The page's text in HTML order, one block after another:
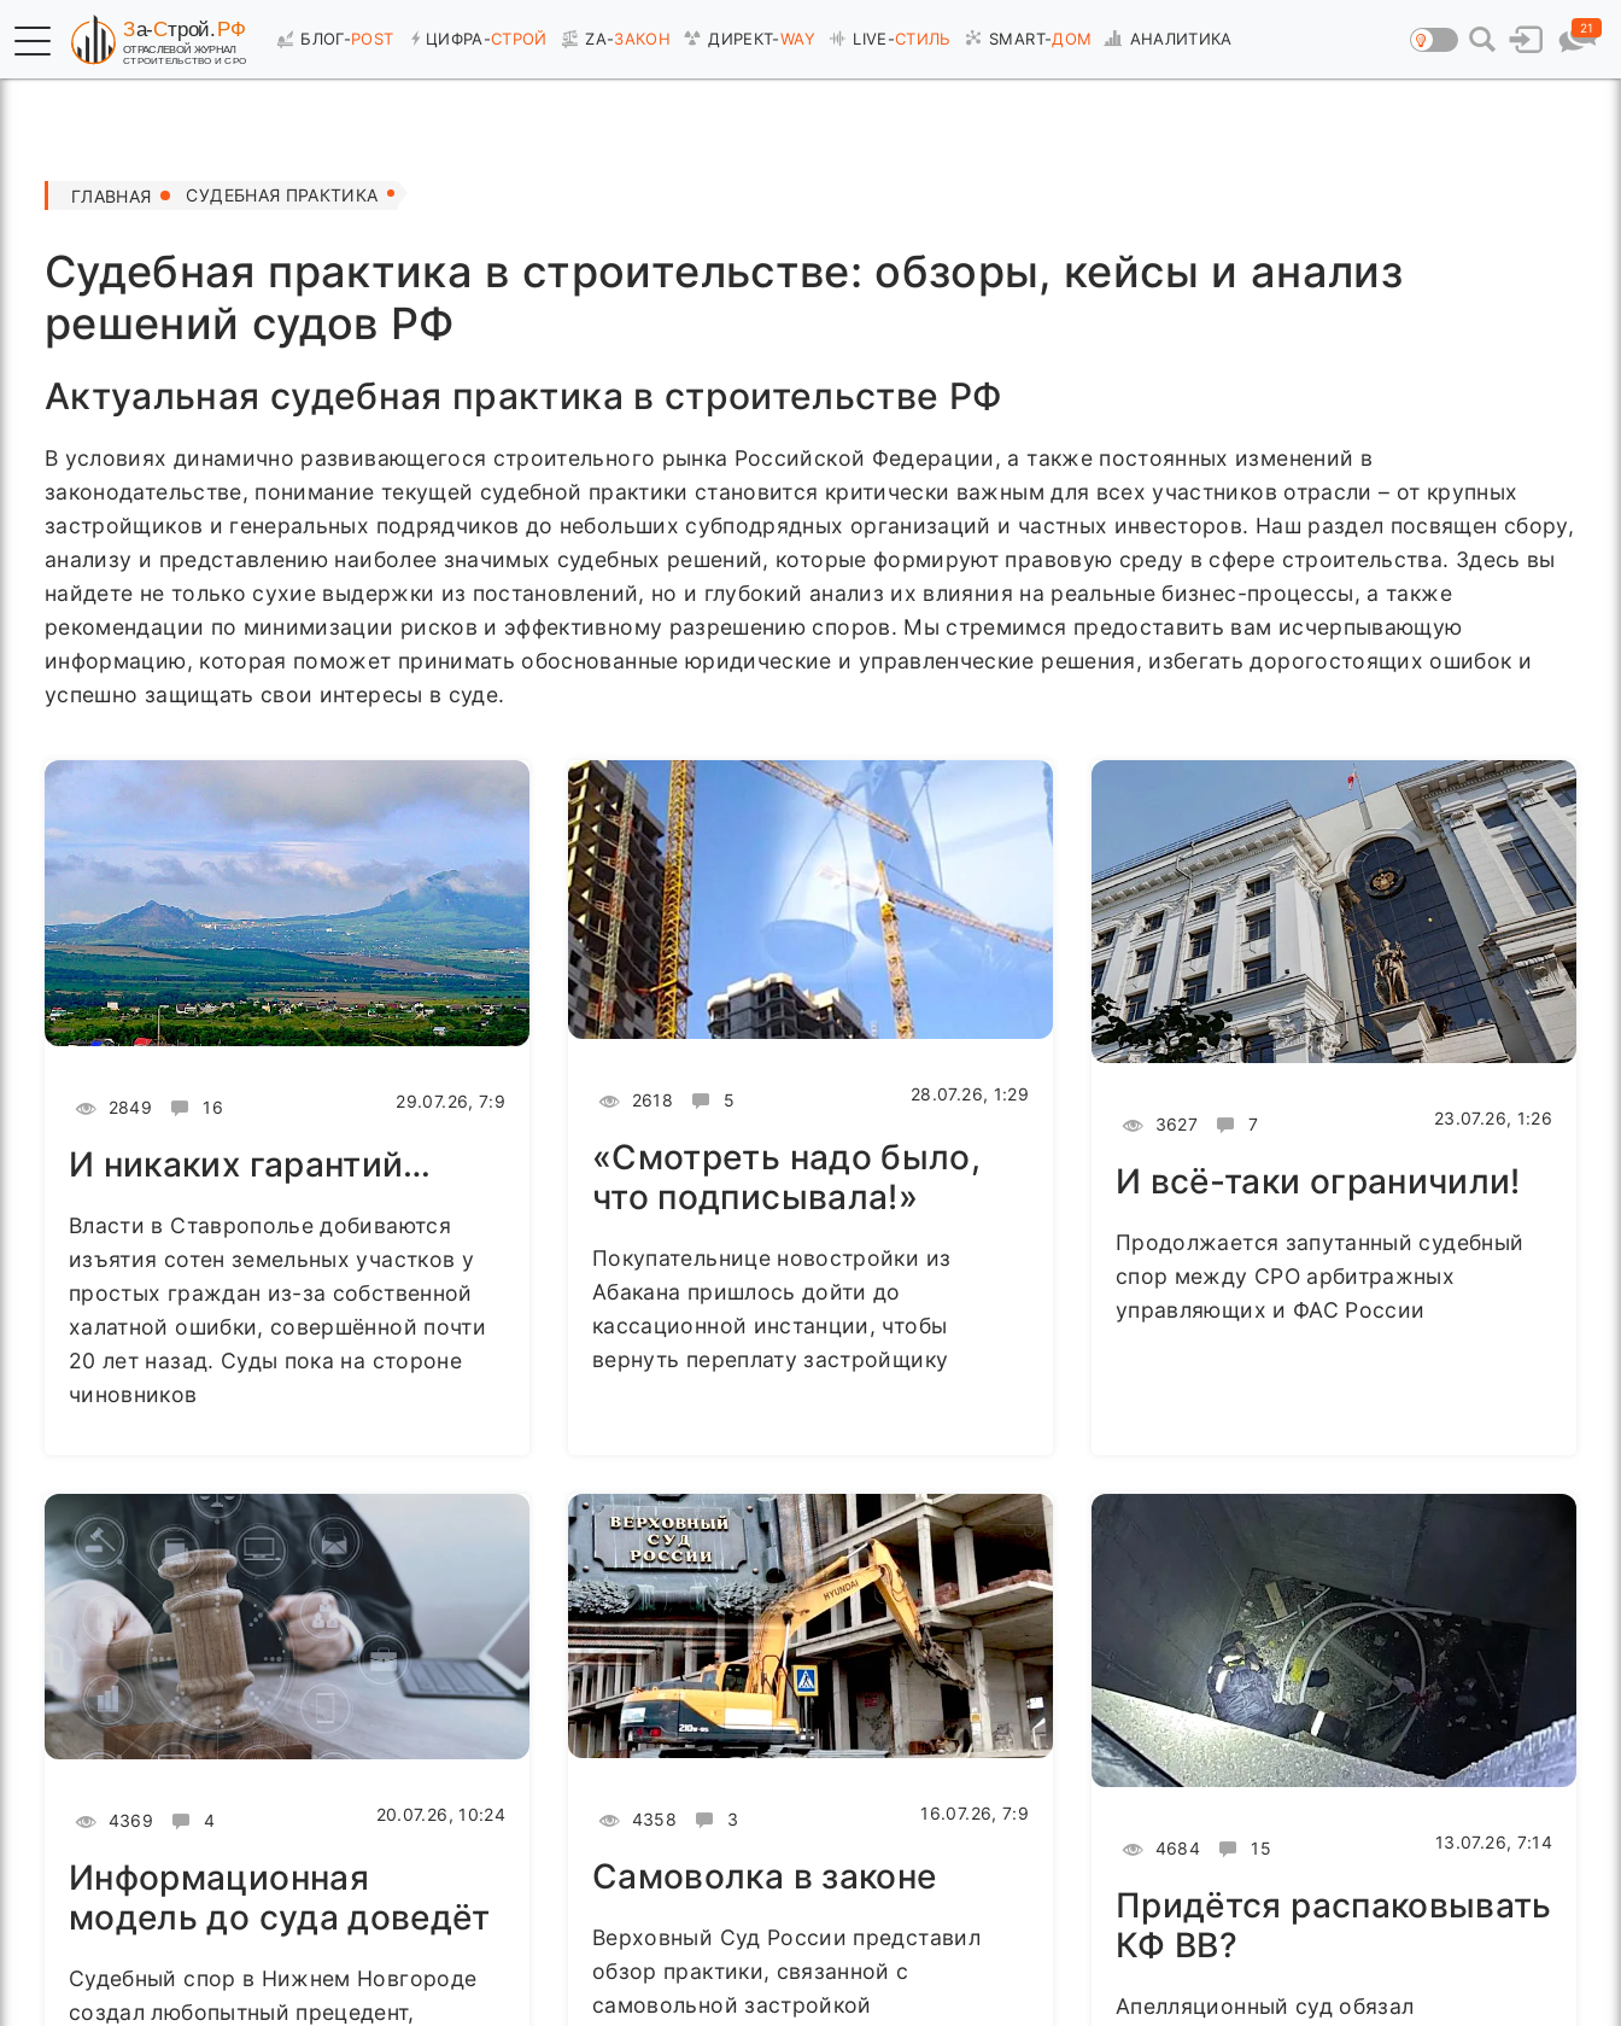
БЛОГ-POST ЦИФРА-СТРОЙ ZA-ЗАКОН ДИРЕКТ-WAY LIVE-СТИЛЬ SMART-ДОМ АНАЛИТИКА
21
ГЛАВНАЯ СУДЕБНАЯ ПРАКТИКА
Судебная практика в строительстве: обзоры, кейсы и анализ
решений судов РФ
Актуальная судебная практика в строительстве РФ
В условиях динамично развивающегося строительного рынка Российской Федерации, а также постоянных изменений в
законодательстве, понимание текущей судебной практики становится критически важным для всех участников отрасли – от крупных
застройщиков и генеральных подрядчиков до небольших субподрядных организаций и частных инвесторов. Наш раздел посвящен сбору,
анализу и представлению наиболее значимых судебных решений, которые формируют правовую среду в сфере строительства. Здесь вы
найдете не только сухие выдержки из постановлений, но и глубокий анализ их влияния на реальные бизнес-процессы, а также
рекомендации по минимизации рисков и эффективному разрешению споров. Мы стремимся предоставить вам исчерпывающую
информацию, которая поможет принимать обоснованные юридические и управленческие решения, избегать дорогостоящих ошибок и
успешно защищать свои интересы в суде.
2849 16 29.07.26, 7:9
И никаких гарантий…
Власти в Ставрополье добиваются
изъятия сотен земельных участков у
простых граждан из-за собственной
халатной ошибки, совершённой почти
20 лет назад. Суды пока на стороне
чиновников
2618 5 28.07.26, 1:29
«Смотреть надо было,
что подписывала!»
Покупательнице новостройки из
Абакана пришлось дойти до
кассационной инстанции, чтобы
вернуть переплату застройщику
3627 7 23.07.26, 1:26
И всё-таки ограничили!
Продолжается запутанный судебный
спор между СРО арбитражных
управляющих и ФАС России
4369 4 20.07.26, 10:24
Информационная
модель до суда доведёт
Судебный спор в Нижнем Новгороде
создал любопытный прецедент,
4358 3 16.07.26, 7:9
Самоволка в законе
Верховный Суд России представил
обзор практики, связанной с
самовольной застройкой
4684 15 13.07.26, 7:14
Придётся распаковывать
КФ ВВ?
Апелляционный суд обязал